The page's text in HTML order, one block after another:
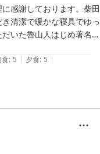
感謝しております。柴田
清潔で暖かな寝具でゆっ
いた魯山人はじめ著名人
を感じることができまし
この度は心温まる持て成
: 5 | 夕食: 5 |